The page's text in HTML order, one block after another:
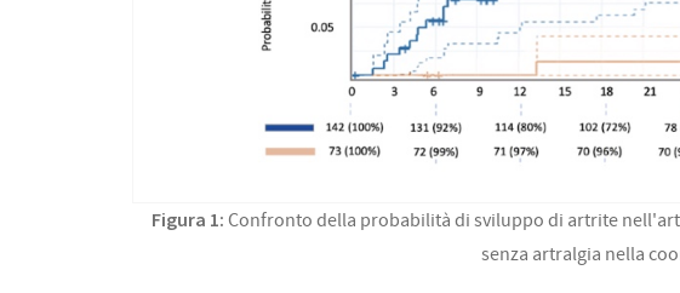
Figura 1: Confronto della probabilità di sviluppo di artrite
senza artralgia nella